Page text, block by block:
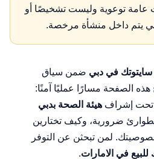
عامة توعوية وليست تشخيصًا أو
يتم داخل منشأة مرخصة.
سايتوتك في دبي ضمن سياق
الصفحة مسارًا عمليًا آمنًا:
تحت إشراف هيئة الصحة بدبي
ضرورية، وكيف تختارين
لمن تبحثن عن التوفر
للبيع في الامارات.